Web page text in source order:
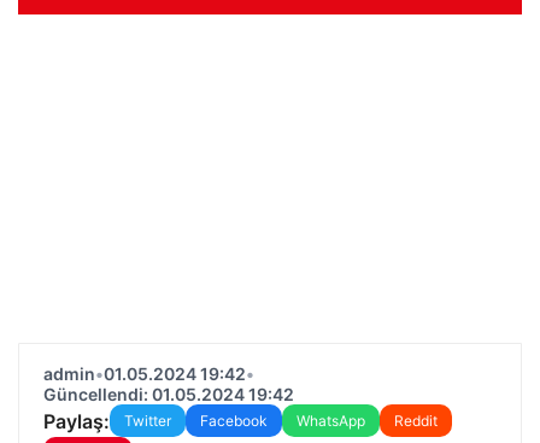
admin•01.05.2024 19:42•
Güncellendi: 01.05.2024 19:42
Paylaş: Twitter Facebook WhatsApp
Reddit